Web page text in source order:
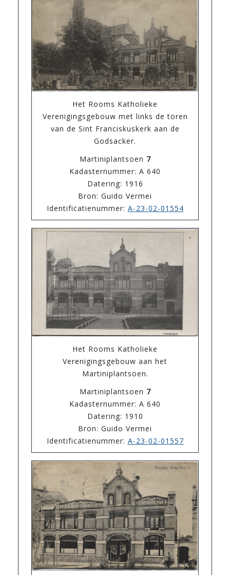
Het Rooms Katholieke
Verenigingsgebouw met links de toren
van de Sint Franciskuskerk aan de
Godsacker.
Martiniplantsoen 7
Kadasternummer: A 640
Datering: 1916
Bron: Guido Vermei
Identificatienummer: A-23-02-01554
Het Rooms Katholieke
Verenigingsgebouw aan het
Martiniplantsoen.
Martiniplantsoen 7
Kadasternummer: A 640
Datering: 1910
Bron: Guido Vermei
Identificatienummer: A-23-02-01557